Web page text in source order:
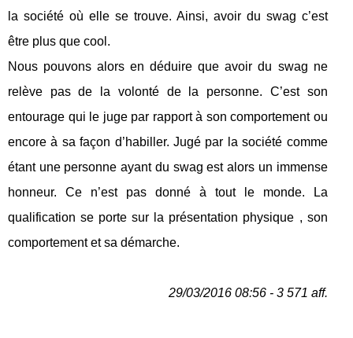
la société où elle se trouve. Ainsi, avoir du swag c’est
être plus que cool.
Nous pouvons alors en déduire que avoir du swag ne
relève pas de la volonté de la personne. C’est son
entourage qui le juge par rapport à son comportement ou
encore à sa façon d’habiller. Jugé par la société comme
étant une personne ayant du swag est alors un immense
honneur. Ce n’est pas donné à tout le monde. La
qualification se porte sur la présentation physique , son
comportement et sa démarche.
29/03/2016 08:56 - 3 571 aff.